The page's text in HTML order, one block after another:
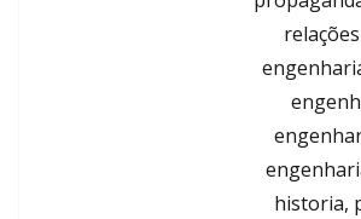
historia,